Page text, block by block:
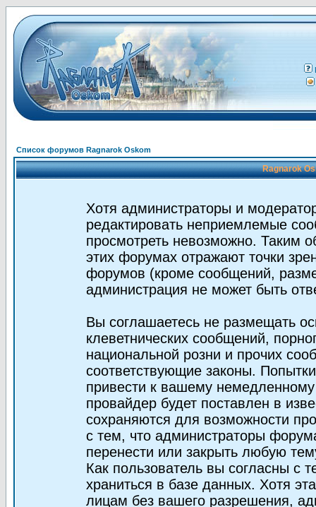
Список форумов Ragnarok Oskom
Ragnarok
Хотя администраторы и
редактировать неприемлемые
просмотреть невозможно. Таким
этих форумах отражают точки
форумов (кроме сообщений,
администрация не может быть
Вы соглашаетесь не размещать
клеветнических сообщений,
национальной розни и прочих
соответствующие законы.
привести к вашему
провайдер будет поставлен в
сохраняются для возможности
с тем, что администраторы
перенести или закрыть любую
Как пользователь вы согласны с
храниться в базе данных. Хотя
лицам без вашего разрешения,